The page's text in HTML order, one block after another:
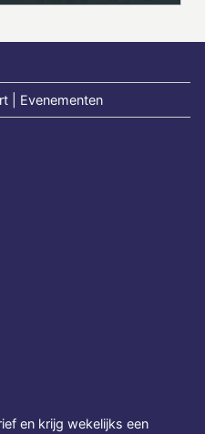
| Evenementen
en krijg wekelijks een